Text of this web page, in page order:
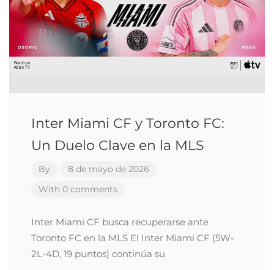
Inter Miami CF y Toronto FC:
Un Duelo Clave en la MLS
By
8 de mayo de 2026
With 0 comments
Inter Miami CF busca recuperarse ante
Toronto FC en la MLS El Inter Miami CF (5W-
2L-4D, 19 puntos) continúa su